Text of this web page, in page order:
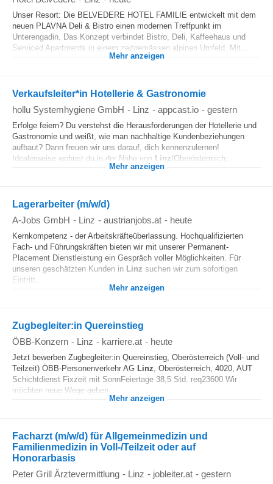
Unser Resort: Die BELVEDERE HOTEL FAMILIE entwickelt mit dem
neuen PLAVNA Deli & Bistro einen modernen Treffpunkt im
Unterengadin. Das Konzept verbindet Bistro, Deli, Kaffeehaus und
Serviced Apartments in einem zeitgemässen alpinen Umfeld. Mit...
Mehr anzeigen
Verkaufsleiter*in Hotellerie & Gastronomie
hollu Systemhygiene GmbH - Linz - appcast.io - gestern
Erfolge feiern? Du verstehst die Herausforderungen der Hotellerie und
Gastronomie und weißt, wie man nachhaltige Kundenbeziehungen
aufbaut? Dann freuen wir uns darauf, dich kennenzulernen!
Idealerweise wohnst du in der Nähe von Linz/Oberösterreich...
Mehr anzeigen
Lagerarbeiter (m/w/d)
A-Jobs GmbH - Linz - austrianjobs.at - heute
Kernkompetenz - der Arbeitskräfteüberlassung. Hochqualifizierten
Fach- und Führungskräften bieten wir mit unserer Permanent-
Placement Dienstleistung ein Gespräch voller Möglichkeiten. Für
unseren geschätzten Kunden in Linz suchen wir zum sofortigen
Eintritt...
Mehr anzeigen
Zugbegleiter:in Quereinstieg
ÖBB-Konzern - Linz - karriere.at - heute
Jetzt bewerben Zugbegleiter:in Quereinstieg, Oberösterreich (Voll- und
Teilzeit) ÖBB-Personenverkehr AG Linz, Oberösterreich, 4020, AUT
Schichtdienst Fixzeit mit SonnFeiertage 38,5 Std. req23600 Wir
möchten neue Wege gehen...
Mehr anzeigen
Facharzt (m/w/d) für Allgemeinmedizin und
Familienmedizin in Voll-/Teilzeit oder auf
Honorarbasis
Peter Grill Ärztevermittlung - Linz - jobleiter.at - gestern